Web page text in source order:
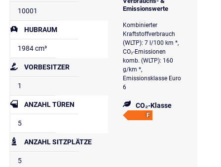
10001
HUBRAUM
1984 cm³
VORBESITZER
1
ANZAHL TÜREN
5
ANZAHL SITZPLÄTZE
5
Emissionswerte
Kombinierter
Kraftstoffverbrauch
(WLTP): 7 l/100 km *,
CO₂-Emissionen
komb. (WLTP): 160
g/km *,
Emissionsklasse Euro
6
CO₂-Klasse
F